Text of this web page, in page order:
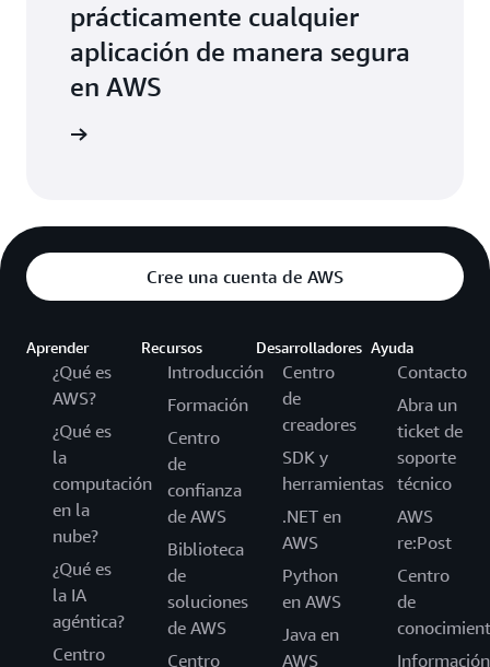
prácticamente cualquier
aplicación de manera segura
en AWS
Cree una cuenta de AWS
Aprender
¿Qué es
AWS?
¿Qué es
la
computación
en la
nube?
¿Qué es
la IA
agéntica?
Centro
Recursos
Introducción
Formación
Centro
de
confianza
de AWS
Biblioteca
de
soluciones
de AWS
Centro
Desarrolladores
Centro
de
creadores
SDK y
herramientas
.NET en
AWS
Python
en AWS
Java en
AWS
Ayuda
Contacto
Abra un
ticket de
soporte
técnico
AWS
re:Post
Centro
de
Información